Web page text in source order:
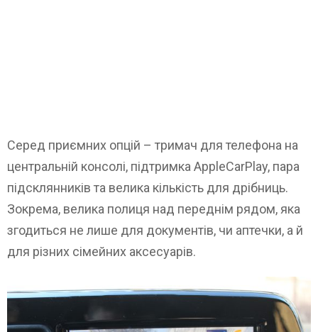
Серед приємних опцій – тримач для телефона на
центральній консолі, підтримка AppleCarPlay, пара
підсклянників та велика кількість для дрібниць.
Зокрема, велика полиця над переднім рядом, яка
згодиться не лише для документів, чи аптечки, а й
для різних сімейних аксесуарів.